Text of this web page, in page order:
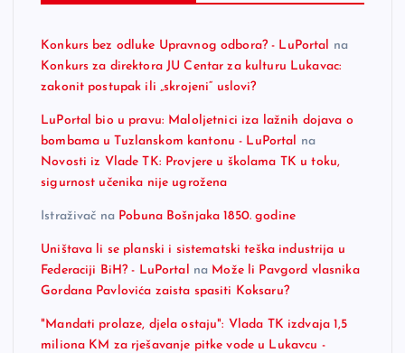
Konkurs bez odluke Upravnog odbora? - LuPortal
na
Konkurs za direktora JU Centar za kulturu Lukavac:
zakonit postupak ili „skrojeni“ uslovi?
LuPortal bio u pravu: Maloljetnici iza lažnih dojava o
bombama u Tuzlanskom kantonu - LuPortal
na
Novosti iz Vlade TK: Provjere u školama TK u toku,
sigurnost učenika nije ugrožena
Istraživač na Pobuna Bošnjaka 1850. godine
Uništava li se planski i sistematski teška industrija u
Federaciji BiH? - LuPortal
na Može li Pavgord vlasnika
Gordana Pavlovića zaista spasiti Koksaru?
"Mandati prolaze, djela ostaju": Vlada TK izdvaja 1,5
miliona KM za rješavanje pitke vode u Lukavcu -